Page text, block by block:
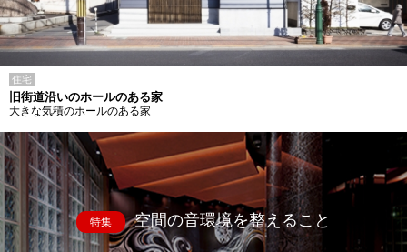
住宅
旧街道沿いのホールのある家
大きな気積のホールのある家
特集 空間の音環境を整えること